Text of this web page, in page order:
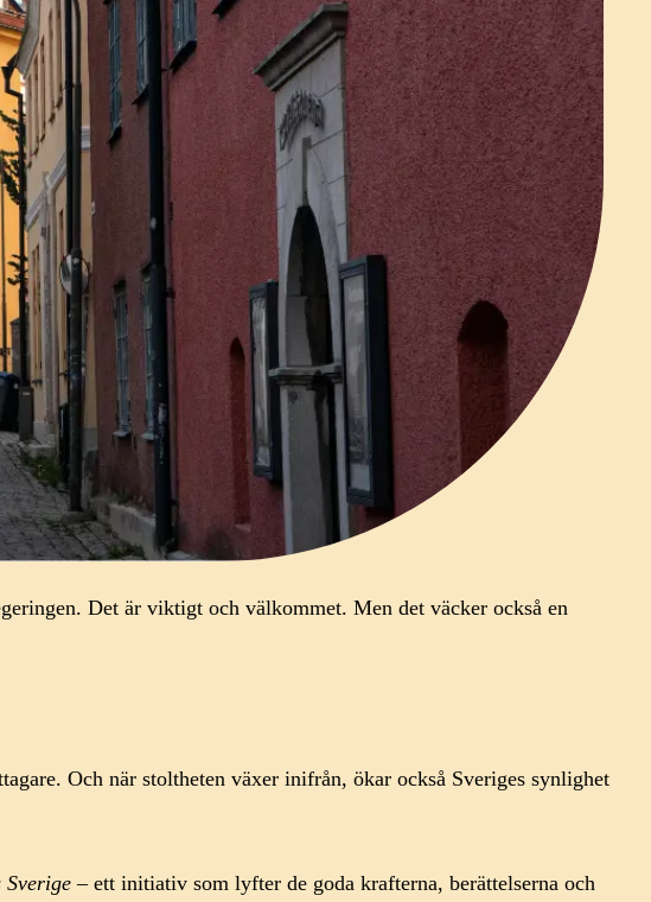
Det är viktigt och välkommet. Men det väcker också en
Och när stoltheten växer inifrån, ökar också Sveriges synlighet
Sverige – ett initiativ som lyfter de goda krafterna, berättelserna och